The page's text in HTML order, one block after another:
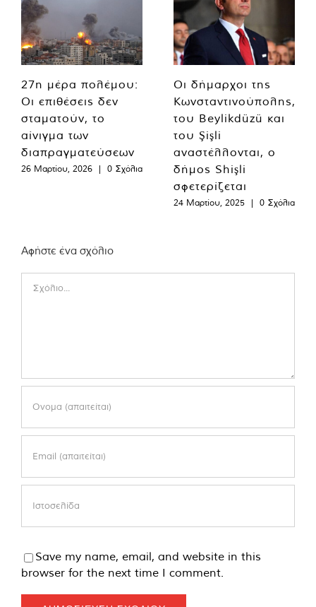
27η μέρα πολέμου:
Οι επιθέσεις δεν
σταματούν, το
αίνιγμα των
διαπραγματεύσεων
26 Μαρτίου, 2026 | 0 Σχόλια
Οι δήμαρχοι της
Κωνσταντινούπολης,
του Beylikdüzü και
του Şişli
αναστέλλονται, ο
δήμος Shişli
σφετερίζεται
24 Μαρτίου, 2025 | 0 Σχόλια
Αφήστε ένα σχόλιο
Save my name, email, and website in this
browser for the next time I comment.